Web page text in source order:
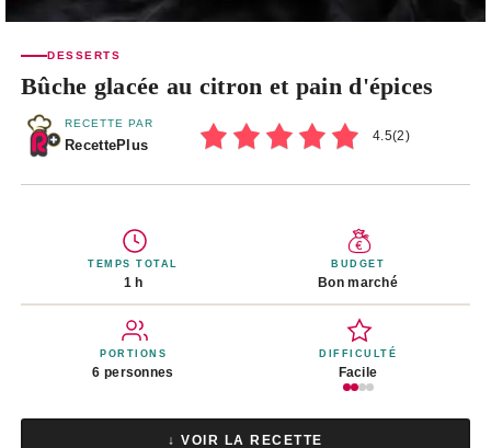
DESSERTS
Bûche glacée au citron et pain d'épices
RECETTE PAR
RecettePlus
4.5(2)
TEMPS TOTAL
1 h
BUDGET
Bon marché
PORTIONS
6 personnes
DIFFICULTÉ
Facile
↓ VOIR LA RECETTE